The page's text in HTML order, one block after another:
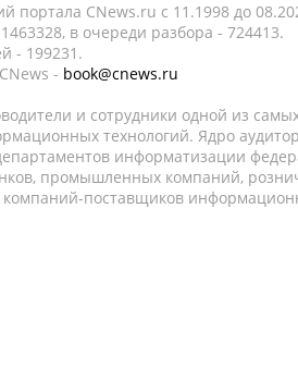
портала CNews.ru c 11.1998 до
в очереди разбора - 724413.
- 199231.
- book@cnews.ru
и сотрудники одной из
технологий. Ядро
информатизации
промышленных компаний,
поставщиков